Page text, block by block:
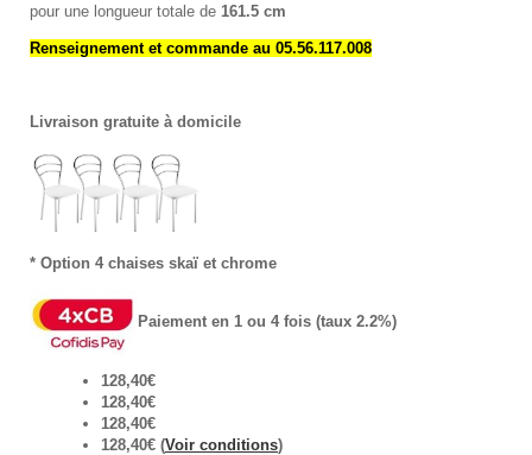
pour une longueur totale de 161.5 cm
Renseignement et commande au 05.56.117.008
Livraison gratuite à domicile
* Option 4 chaises skaï et chrome
Paiement en 1 ou 4 fois (taux 2.2%)
128,40€
128,40€
128,40€
128,40€ (Voir conditions)